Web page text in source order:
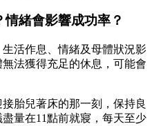
緒會影響成功率？
活作息、情緒及母體狀況影
法獲得充足的休息，可能會
胎兒著床的那一刻，保持良
量在11點前就寢，每天至少